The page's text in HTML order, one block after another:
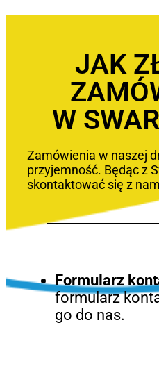
JAK
W
Zamówienia w naszej
przyjemność. Będąc z
skontaktować się z
Formularz
formularz
go do nas.